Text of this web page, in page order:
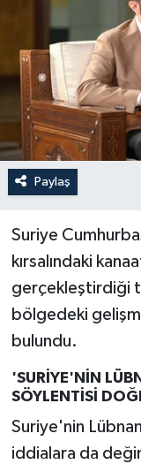
Paylaş
Suriye
kırsalındaki
gerçekleştirdiği
bölgedeki
bulundu.
'SURİYE'NİN
SÖYLENTİSİ
Suriye'nin
iddialara da
İLÇELER
OTOPARK
TEKNOLOJİ
Haber Arşivi